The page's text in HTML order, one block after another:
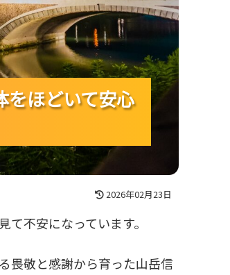
をほどいて安心
をほどいて安心
をほどいて安心
2026年02月23日
不安になっています。
畏敬と感謝から育った山岳信